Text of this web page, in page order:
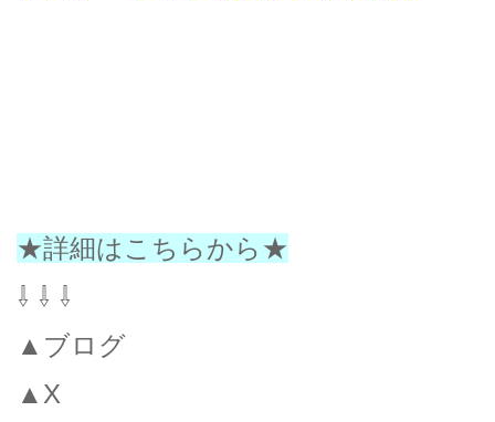
★詳細はこちらから★
⇩ ⇩ ⇩
▲ブログ
▲X